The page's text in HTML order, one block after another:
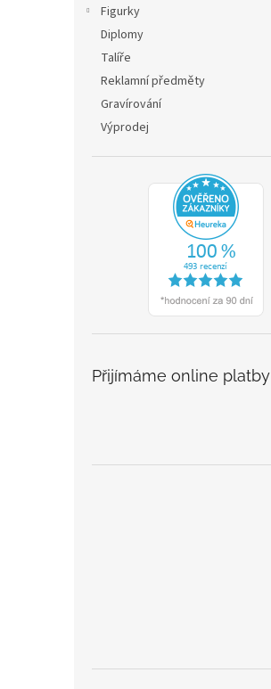
Figurky
Diplomy
Talíře
Reklamní předměty
Gravírování
Výprodej
Přijímáme online platby